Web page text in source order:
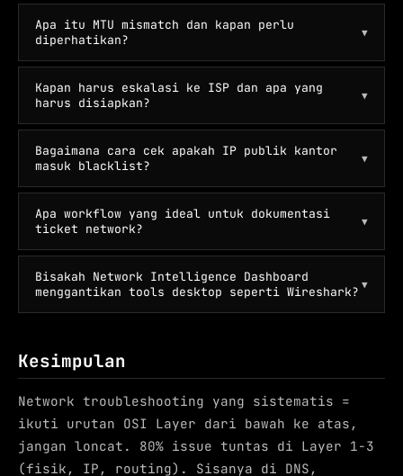
Apa itu MTU mismatch dan kapan perlu
diperhatikan?
▼
Kapan harus eskalasi ke ISP dan apa yang
harus disiapkan?
▼
Bagaimana cara cek apakah IP publik kantor
masuk blacklist?
▼
Apa workflow yang ideal untuk dokumentasi
ticket network?
▼
Bisakah Network Intelligence Dashboard
menggantikan tools desktop seperti Wireshark? ▼
Kesimpulan
Network troubleshooting yang sistematis =
ikuti urutan OSI Layer dari bawah ke atas,
jangan loncat. 80% issue tuntas di Layer 1-3
(fisik, IP, routing). Sisanya di DNS,